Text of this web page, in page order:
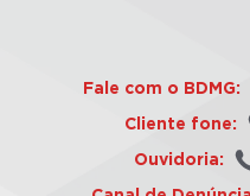
Fale com o BDMG:
Cliente fone:
Ouvidoria: